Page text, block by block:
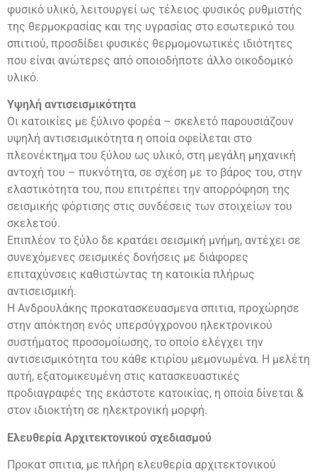
φυσικό υλικό, λειτουργεί ως τέλειος φυσικός ρυθμιστής
της θερμοκρασίας και της υγρασίας στο εσωτερικό του
σπιτιού, προσδίδει φυσικές θερμομονωτικές ιδιότητες
που είναι ανώτερες από οποιοδήποτε άλλο οικοδομικό
υλικό.
Υψηλή αντισεισμικότητα
Οι κατοικίες με ξύλινο φορέα – σκελετό παρουσιάζουν
υψηλή αντισεισμικότητα η οποία οφείλεται στο
πλεονέκτημα του ξύλου ως υλικό, στη μεγάλη μηχανική
αντοχή του – πυκνότητα, σε σχέση με το βάρος του, στην
ελαστικότητα του, που επιτρέπει την απορρόφηση της
σεισμικής φόρτισης στις συνδέσεις των στοιχείων του
σκελετού.
Επιπλέον το ξύλο δε κρατάει σεισμική μνήμη, αντέχει σε
συνεχόμενες σεισμικές δονήσεις με διάφορες
επιταχύνσεις καθιστώντας τη κατοικία πλήρως
αντισεισμική.
Η Ανδρουλάκης προκατασκευασμενα σπιτια, προχώρησε
στην απόκτηση ενός υπερσύγχρονου ηλεκτρονικού
συστήματος προσομοίωσης, το οποίο ελέγχει την
αντισεισμικότητα του κάθε κτιρίου μεμονωμένα. Η μελέτη
αυτή, εξατομικευμένη στις κατασκευαστικές
προδιαγραφές της εκάστοτε κατοικίας, η οποία δίνεται &
στον ιδιοκτήτη σε ηλεκτρονική μορφή.
Ελευθερία Αρχιτεκτονικού σχεδιασμού
Προκατ σπιτια, με πλήρη ελευθερία αρχιτεκτονικού